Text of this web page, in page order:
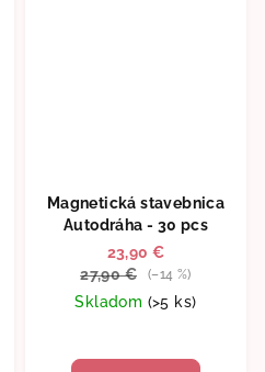
Magnetická stavebnica
Autodráha - 30 pcs
23,90 €
27,90 €
(–14 %)
Skladom (>5 ks)
hodnotenie